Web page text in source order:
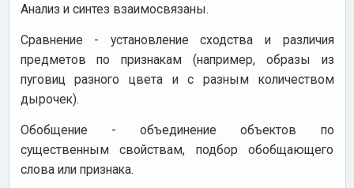
Анализ и синтез взаимосвязаны.
Сравнение - установление сходства и различия
предметов по признакам (например, образы из
пуговиц разного цвета и с разным количеством
дырочек).
Обобщение - объединение объектов по
существенным свойствам, подбор обобщающего
слова или признака.